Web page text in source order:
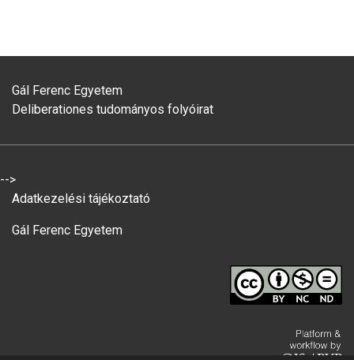
Gál Ferenc Egyetem
Deliberationes tudományos folyóirat
-->
Adatkezelési tájékoztató
Gál Ferenc Egyetem